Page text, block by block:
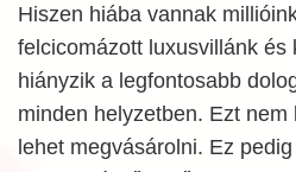
Hiszen hiába vannak
felcicomázott luxusvillánk és
hiányzik a legfontosabb
minden helyzetben. Ezt
lehet megvásárolni. Ez